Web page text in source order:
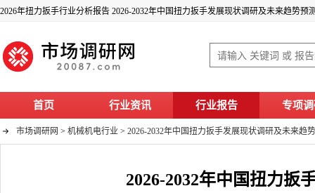
2026年扭力扳手行业分析报告 2026-2032年中国扭力扳手发展现状调研及未来趋势预
首页 行业资讯 行业报告 专项
市场调研网 > 机械机电行业 > 2026-2032年中国扭力扳手发展现状调研及未来趋
2026-2032年中国扭力扳